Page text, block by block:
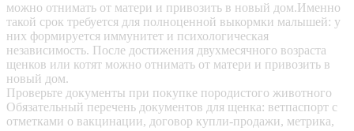
можно отнимать от матери и привозить в новый дом.Именно
такой срок требуется для полноценной выкормки малышей: у
них формируется иммунитет и психологическая
независимость. После достижения двухмесячного возраста
щенков или котят можно отнимать от матери и привозить в
новый дом.
Проверьте документы при покупке породистого животного
Обязательный перечень документов для щенка: ветпаспорт с
отметками о вакцинации, договор купли-продажи, метрика,